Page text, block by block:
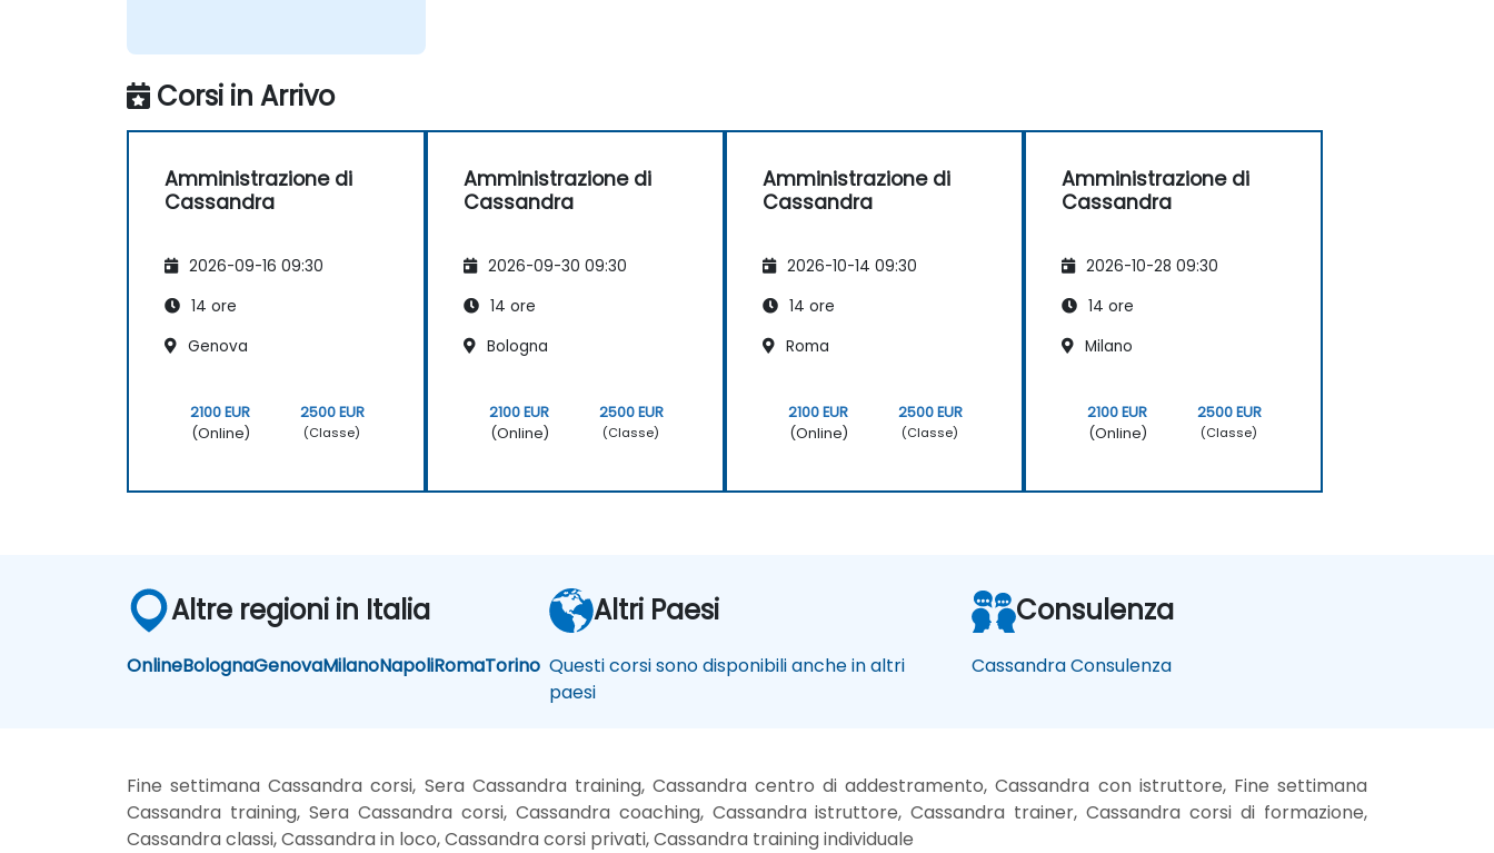
Corsi in Arrivo
Amministrazione di
Cassandra
2026-09-16 09:30
14 ore
Genova
2100 EUR
(Online)
2500 EUR
(Classe)
Amministrazione di
Cassandra
2026-09-30 09:30
14 ore
Bologna
2100 EUR
(Online)
2500 EUR
(Classe)
Amministrazione di
Cassandra
2026-10-14 09:30
14 ore
Roma
2100 EUR
(Online)
2500 EUR
(Classe)
Amministrazione di
Cassandra
2026-10-28 09:30
14 ore
Milano
2100 EUR
(Online)
2500 EUR
(Classe)
Altre regioni in Italia
OnlineBolognaGenovaMilanoNapoliRomaTorino
Altri Paesi
Questi corsi sono disponibili anche in altri
paesi
Consulenza
Cassandra Consulenza
Fine settimana Cassandra corsi, Sera Cassandra training, Cassandra centro di addestramento, Cassandra con istruttore, Fine settimana
Cassandra training, Sera Cassandra corsi, Cassandra coaching, Cassandra istruttore, Cassandra trainer, Cassandra corsi di formazione,
Cassandra classi, Cassandra in loco, Cassandra corsi privati, Cassandra training individuale